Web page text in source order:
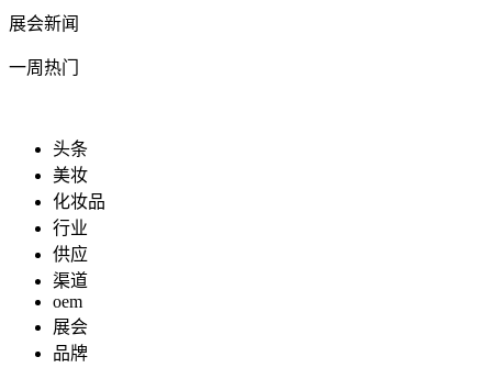
展会新闻
一周热门
头条
美妆
化妆品
行业
供应
渠道
oem
展会
品牌